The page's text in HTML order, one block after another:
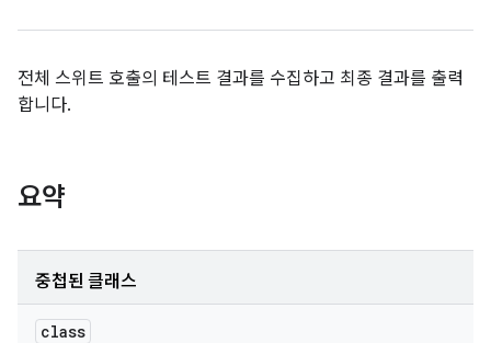
전체 스위트 호출의 테스트 결과를 수집하고 최종 결과를 출력
합니다.
요약
중첩된 클래스
class